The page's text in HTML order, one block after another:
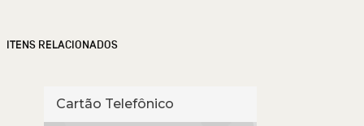
ITENS RELACIONADOS
Cartão Telefônico